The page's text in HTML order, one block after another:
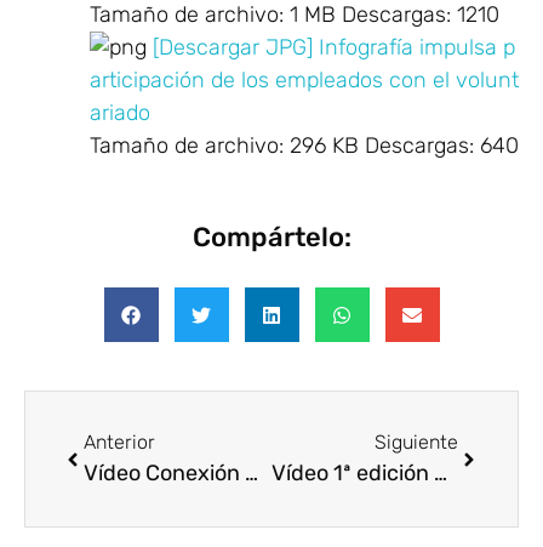
Tamaño de archivo: 1 MB Descargas: 1210
[Descargar JPG] Infografía impulsa p
articipación de los empleados con el volunt
ariado
Tamaño de archivo: 296 KB Descargas: 640
Compártelo:
Anterior
Vídeo Conexión RSE: cápsula voluntariado corporativo estratégico
Siguiente
Vídeo 1ª edición del proyecto CLAVE – Voluntare (2021)